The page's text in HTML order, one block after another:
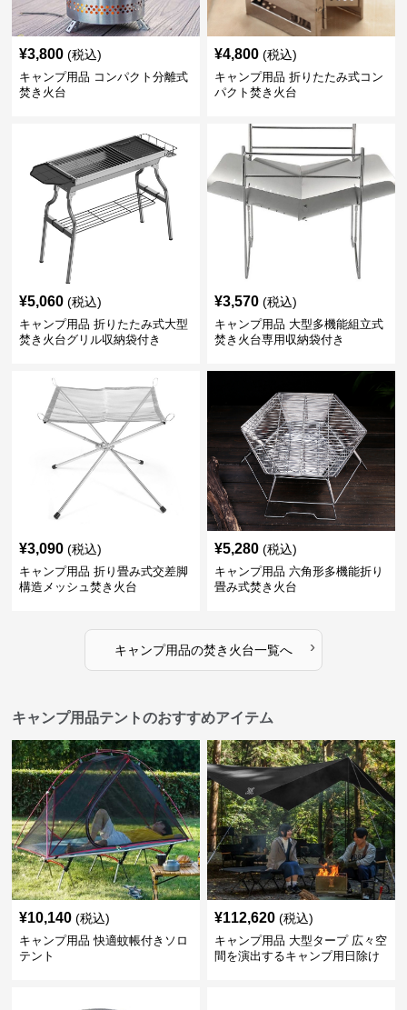
¥3,800 (税込)
キャンプ用品 コンパクト分離式
焚き火台
¥4,800 (税込)
キャンプ用品 折りたたみ式コン
パクト焚き火台
¥5,060 (税込)
キャンプ用品 折りたたみ式大型
焚き火台グリル収納袋付き
¥3,570 (税込)
キャンプ用品 大型多機能組立式
焚き火台専用収納袋付き
¥3,090 (税込)
キャンプ用品 折り畳み式交差脚
構造メッシュ焚き火台
¥5,280 (税込)
キャンプ用品 六角形多機能折り
畳み式焚き火台
キャンプ用品の焚き火台一覧へ ›
キャンプ用品テントのおすすめアイテム
¥10,140 (税込)
キャンプ用品 快適蚊帳付きソロ
テント
¥112,620 (税込)
キャンプ用品 大型タープ 広々空
間を演出するキャンプ用日除け